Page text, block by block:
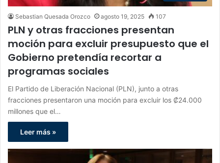
Sebastian Quesada Orozco agosto 19, 2025 107
PLN y otras fracciones presentan
moción para excluir presupuesto que el
Gobierno pretendía recortar a
programas sociales
El Partido de Liberación Nacional (PLN), junto a otras
fracciones presentaron una moción para excluir los ₡24.000
millones que el…
Leer más »